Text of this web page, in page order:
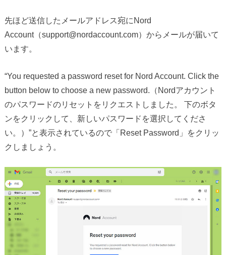
先ほど送信したメールアドレス宛にNord
Account（support@nordaccount.com）からメールが届いて
います。
“You requested a password reset for Nord Account. Click the
button below to choose a new password.（Nordアカウント
のパスワードのリセットをリクエストしました。 下のボタ
ンをクリックして、新しいパスワードを選択してくださ
い。）”と表示されているので「Reset Password」をクリッ
クしましょう。